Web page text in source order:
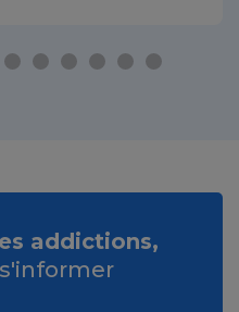
addictions,